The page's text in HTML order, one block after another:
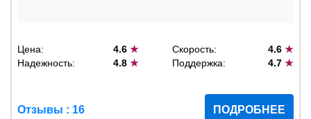
Цена: 4.6★ Скорость: 4.6 ★
Надежность:
4.8★ Поддержка: 4.7 ★
Отзывы : 16 ПОДРОБНЕЕ